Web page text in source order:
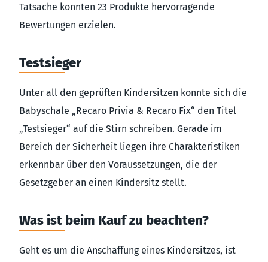
Tatsache konnten 23 Produkte hervorragende
Bewertungen erzielen.
Testsieger
Unter all den geprüften Kindersitzen konnte sich die
Babyschale „Recaro Privia & Recaro Fix“ den Titel
„Testsieger“ auf die Stirn schreiben. Gerade im
Bereich der Sicherheit liegen ihre Charakteristiken
erkennbar über den Voraussetzungen, die der
Gesetzgeber an einen Kindersitz stellt.
Was ist beim Kauf zu beachten?
Geht es um die Anschaffung eines Kindersitzes, ist